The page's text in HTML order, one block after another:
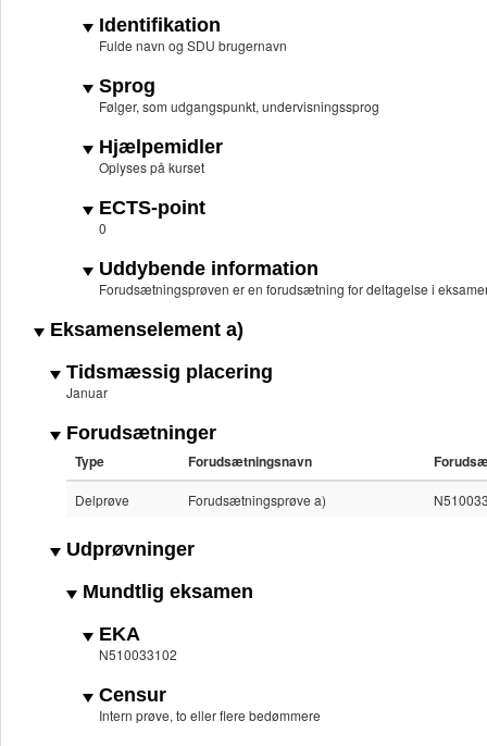
Identifikation
Fulde navn og SDU brugernavn
Sprog
Følger, som udgangspunkt, undervisningssprog
Hjælpemidler
Oplyses på kurset
ECTS-point
0
Uddybende information
Forudsætningsprøven er en forudsætning for deltagelse i
Eksamenselement a)
Tidsmæssig placering
Januar
Forudsætninger
Type Forudsætningsnavn
Delprøve Forudsætningsprøve a)
Udprøvninger
Mundtlig eksamen
EKA
N510033102
Censur
Intern prøve, to eller flere bedømmere